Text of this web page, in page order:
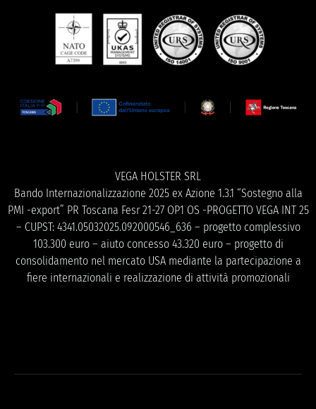
VEGA HOLSTER SRL
Bando Internazionalizzazione 2025 ex Azione 1.3.1 “Sostegno alla
PMI -export” PR Toscana Fesr 21-27 OP1 OS -PROGETTO VEGA INT 25
– CUPST: 4341.05032025.092000546_636 – progetto complessivo
103.300 euro – aiuto concesso 43.320 euro – progetto di
consolidamento nel mercato USA mediante la partecipazione a
fiere internazionali e realizzazione di attività promozionali